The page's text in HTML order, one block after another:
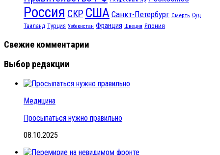
Россия СКР США Санкт-Петербург Смерть Суд
Таиланд Турция Узбекистан Франция Швеция Япония
Свежие комментарии
Выбор редакции
Медицина
Просыпаться нужно правильно
08.10.2025